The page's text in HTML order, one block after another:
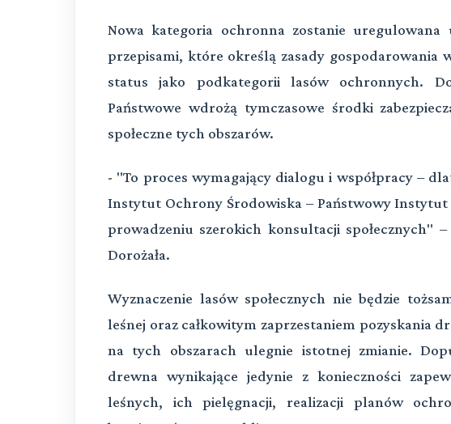
Nowa kategoria ochronna zostanie
przepisami, które określą zasady gospodarowania
status jako podkategorii lasów ochronnych.
Państwowe wdrożą tymczasowe środki
społeczne tych obszarów.
- "To proces wymagający dialogu i współpracy –
Instytut Ochrony Środowiska – Państwowy
prowadzeniu szerokich konsultacji społecznych" –
Dorożała.
Wyznaczenie lasów społecznych nie będzie
leśnej oraz całkowitym zaprzestaniem pozyskania
na tych obszarach ulegnie istotnej zmianie.
drewna wynikające jedynie z konieczności
leśnych, ich pielęgnacji, realizacji planów